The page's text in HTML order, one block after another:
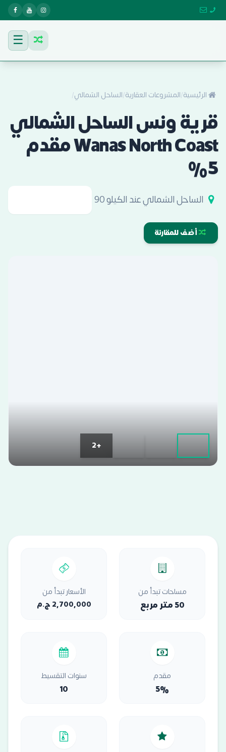
☰
الرئيسية/المشروعات العقارية/الساحل الشمالي/
قرية ونس الساحل الشمالي
Wanas North Coast مقدم
5%
الساحل الشمالي عند الكيلو 90
أضف للمقارنة
+2
مساحات تبدأ من
50 متر مربع
الأسعار تبدأ من
2,700,000 ج.م
مقدم
5%
سنوات التقسيط
10